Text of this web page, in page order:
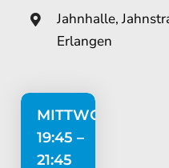
Jahnhalle,
Erlangen
MITTWOCH
19:45 –
21:45